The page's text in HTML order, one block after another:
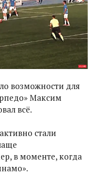
возможности для
Максим
всё.
стали
в моменте, когда